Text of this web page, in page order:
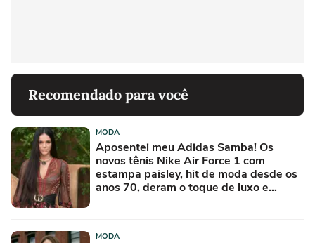
Recomendado para você
MODA
Aposentei meu Adidas Samba! Os
novos tênis Nike Air Force 1 com
estampa paisley, hit de moda desde os
anos 70, deram o toque de luxo e
MODA